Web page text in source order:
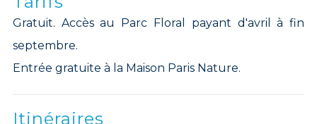
Gratuit. Accès au Parc Floral payant d'avril à fin
septembre.
Entrée gratuite à la Maison Paris Nature.
Itinéraires